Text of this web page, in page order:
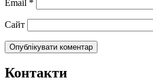
Email *
Сайт
Контакти